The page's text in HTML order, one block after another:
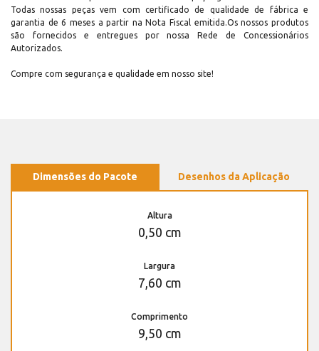
Todas nossas peças vem com certificado de qualidade de fábrica e
garantia de 6 meses a partir na Nota Fiscal emitida.Os nossos produtos
são fornecidos e entregues por nossa Rede de Concessionários
Autorizados.
Compre com segurança e qualidade em nosso site!
Dimensões do Pacote Desenhos da Aplicação
Altura
0,50 cm
Largura
7,60 cm
Comprimento
9,50 cm